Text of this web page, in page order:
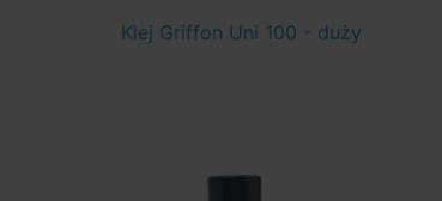
Klej Griffon Uni 100 - duży